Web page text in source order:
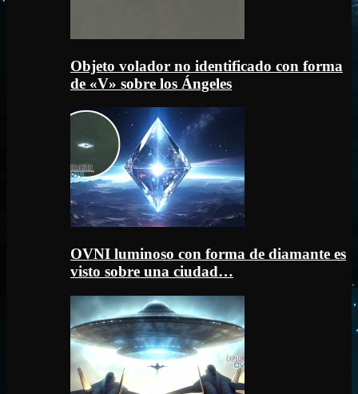
Objeto volador no identificado con forma
de «V» sobre los Ángeles
OVNI luminoso con forma de diamante es
visto sobre una ciudad…